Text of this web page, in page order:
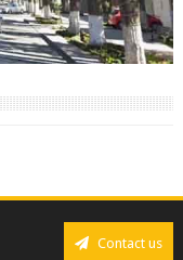
Contact us